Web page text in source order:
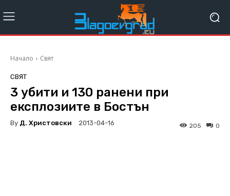
Начало Свят
СВЯТ
3 убити и 130 ранени при
експлозиите в Бостън
By Д. Христовски 2013-04-16 0
205